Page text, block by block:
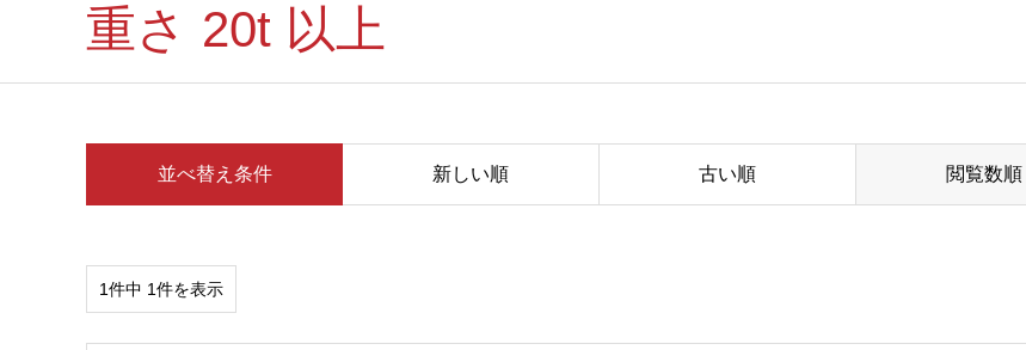
重さ 20t 以上
並べ替え条件 新しい順 古い順 閲覧数順
1件中 1件を表示